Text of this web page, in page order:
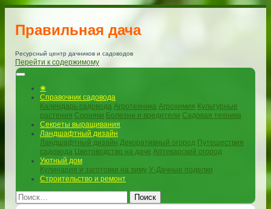
Правильная дача
Ресурсный центр дачников и садоводов
Перейти к содержимому
❀
Справочник садовода
Календарь садовода Агротехника Агрохимия Культурные
растения Сорняки Болезни и вредители Садовая техника
Секреты выращивания
Ландшафтный дизайн
Ландшафтный дизайн Декоративный огород Путешествия
садовода Цветоводство на даче Аптекарский огород
Уютный дом
Кулинария и заготовки на зиму У-Дачные поделки
Строительство и ремонт
Поиск